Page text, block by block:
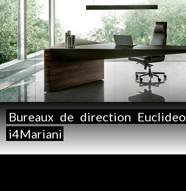
Bureaux de direction Euclideo
i4Mariani